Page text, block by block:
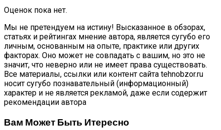
Оценок пока нет.
Мы не претендуем на истину! Высказанное в обзорах,
статьях и рейтингах мнение автора, является сугубо его
личным, основанным на опыте, практике или других
факторах. Оно может не совпадать с вашим, но это не
значит, что неверно или не имеет права существовать.
Все материалы, ссылки или контент сайта tehnobzor.ru
носит сугубо познавательный (информационный)
характер и не является рекламой, даже если содержит
рекомендации автора
Вам Может Быть Итересно